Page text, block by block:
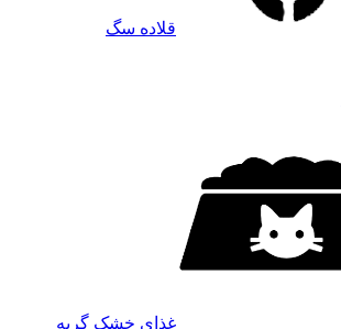
قلاده سگ
غذای خشک گربه